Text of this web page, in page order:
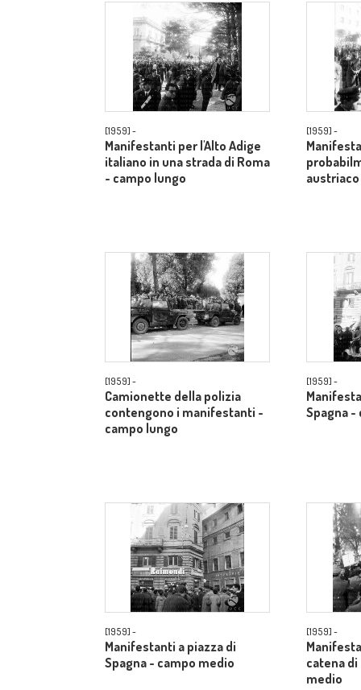
[1959] -
Manifestanti per l'Alto Adige
italiano in una strada di Roma
- campo lungo
[1959] -
[1959] -
Camionette della polizia
contengono i manifestanti -
campo lungo
[1959] -
Spagna -
[1959] -
Manifestanti a piazza di
Spagna - campo medio
[1959] -
catena
medio